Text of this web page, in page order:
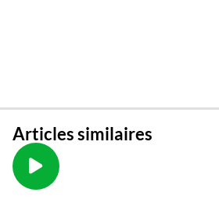
Articles similaires